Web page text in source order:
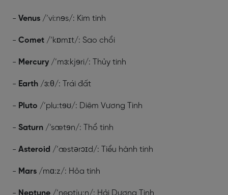
- Venus /’vi:nɘs/: Kim tinh
- Comet /’kɒmɪt/: Sao chổi
- Mercury /’mɜ:kjɘri/: Thủy tinh
- Earth /ɜ:θ/: Trái đất
- Pluto /’plu:tɘʊ/: Diêm Vương Tinh
- Saturn /’sætɘn/: Thổ tinh
- Asteroid /’æstərɔɪd/: Tiểu hành tinh
- Mars /mɑ:z/: Hỏa tinh
- Neptune /’neptju:n/: Hải Dương Tinh